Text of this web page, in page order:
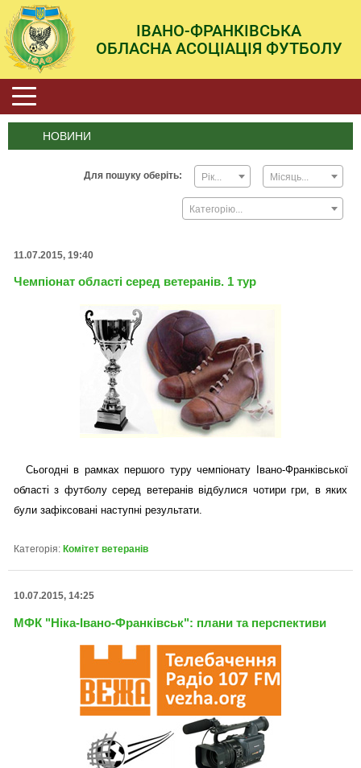
ІВАНО-ФРАНКІВСЬКА
ОБЛАСНА АСОЦІАЦІЯ ФУТБОЛУ
НОВИНИ
Для пошуку оберіть: Рік... Місяць...
Категорію...
11.07.2015, 19:40
Чемпіонат області серед ветеранів. 1 тур
Сьогодні в рамках першого туру чемпіонату Івано-Франківської
області з футболу серед ветеранів відбулися чотири гри, в яких
були зафіксовані наступні результати.
Категорія: Комітет ветеранів
10.07.2015, 14:25
МФК "Ніка-Івано-Франківськ": плани та перспективи